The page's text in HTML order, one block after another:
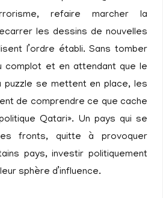
refaire marcher la
les dessins de nouvelles
l’ordre établi. Sans tomber
complot et en attendant que le
se mettent en place, les
de comprendre ce que cache
Qatari». Un pays qui se
fronts, quitte à provoquer
pays, investir politiquement
sphère d’influence.